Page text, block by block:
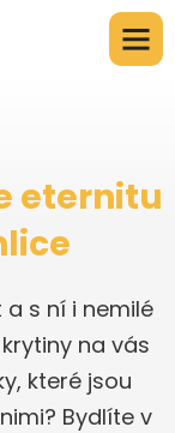
eternitu
s ní i nemilé
na vás
které jsou
Bydlíte v